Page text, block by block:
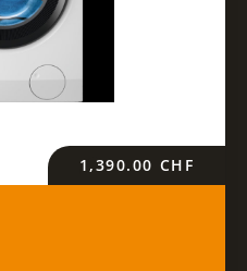
1,390.00 CHF